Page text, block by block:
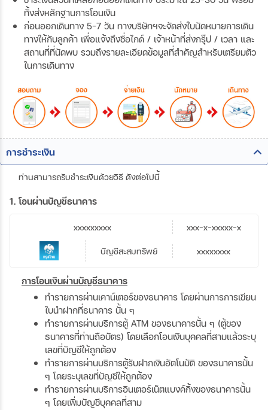
ทั้งส่งหลักฐานการโอนเงิน
ก่อนออกเดินทาง 5-7 วัน ทางบริษัทฯจะจัดส่งใบนัดหมายการเดิน
ทางให้กับลูกค้า เพื่อแจ้งถึงชื่อไกด์ / เจ้าหน้าที่ส่งกรุ๊ป / เวลา และ
สถานที่ที่นัดพบ รวมถึงรายละเอียดข้อมูลที่สำคัญสำหรับเตรียมตัว
ในการเดินทาง
การชำระเงิน
ท่านสามารถรับชำระเงินด้วยวิธี ดังต่อไปนี้
1. โอนผ่านบัญชีธนาคาร
บัญชีสะสมทรัพย์
xxxxxxxxx
xxxxxxxx
xxx-x-xxxxx-x
การโอนเงินผ่านบัญชีธนาคาร
ทำรายการผ่านเคาน์เตอร์ของธนาคาร โดยผ่านการการเขียน
ใบนำฝากที่ธนาคาร นั้น ๆ
ทำรายการผ่านบริการตู้ ATM ของธนาคารนั้น ๆ (ตู้ของ
ธนาคารที่ท่านถือบัตร) โดยเลือกโอนเงินบุคคลที่สามแล้วระบุ
เลขที่บัญชีให้ถูกต้อง
ทำรายการผ่านบริการตู้รับฝากเงินอัตโนมัติ ของธนาคารนั้น
ๆ โดยระบุเลขที่บัญชีให้ถูกต้อง
ทำรายการผ่านบริการอินเตอร์เน็ตแบงค์กิ้งของธนาคารนั้น
ๆ โดยเพิ่มบัญชีบุคคลที่สาม